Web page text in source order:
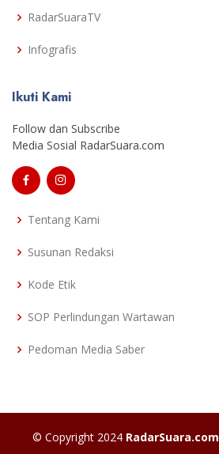
RadarSuaraTV
Infografis
Ikuti Kami
Follow dan Subscribe
Media Sosial RadarSuara.com
Tentang Kami
Susunan Redaksi
Kode Etik
SOP Perlindungan Wartawan
Pedoman Media Saber
© Copyright 2024 RadarSuara.com